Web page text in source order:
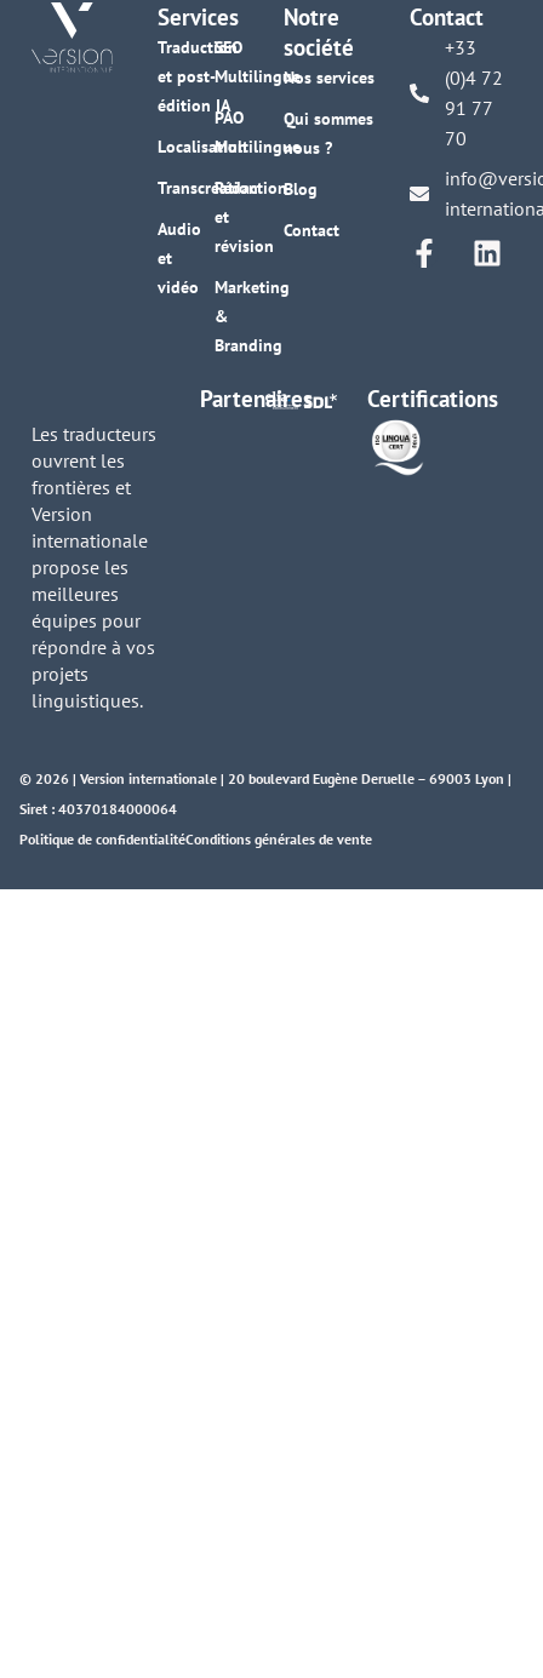
Services
Traduction
et post-
édition IA
Localisation
Transcréation
Audio
et
vidéo
SEO
Multilingue
PAO
Multilingue
Rédaction
et
révision
Marketing
&
Branding
Notre
société
Nos services
Qui sommes
nous ?
Blog
Contact
Contact
+33
(0)4 72
91 77
70
Les traducteurs
ouvrent les
frontières et
Version
internationale
propose les
meilleures
équipes pour
répondre à vos
projets
linguistiques.
Partenaires Certifications
© 2026 | Version internationale | 20 boulevard Eugène Deruelle – 69003 Lyon |
Siret : 40370184000064
Politique de confidentialitéConditions générales de vente